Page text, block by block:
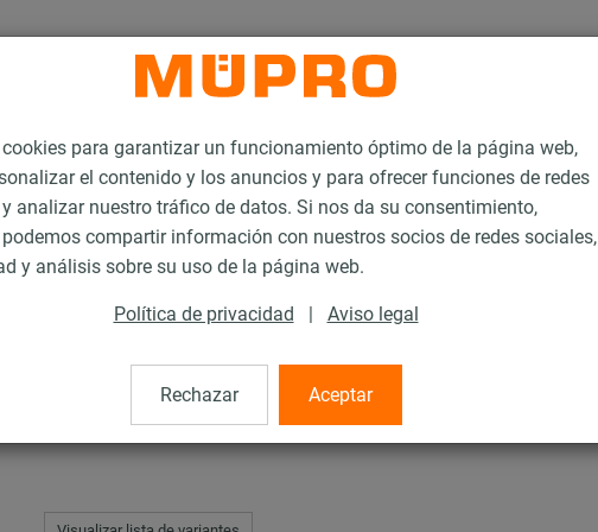
para garantizar un funcionamiento óptimo de la página web,
el contenido y los anuncios y para ofrecer funciones de redes
analizar nuestro tráfico de datos. Si nos da su consentimiento,
compartir información con nuestros socios de redes sociales,
y análisis sobre su uso de la página web.
Política de privacidad | Aviso legal
Rechazar Aceptar
Accesorios de montaje de acero inoxidable